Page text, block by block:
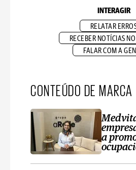
INTERAGIR
RELATAR
RECEBER NOTÍCIAS
FALAR COM A
CONTEÚDO DE MARCA
a